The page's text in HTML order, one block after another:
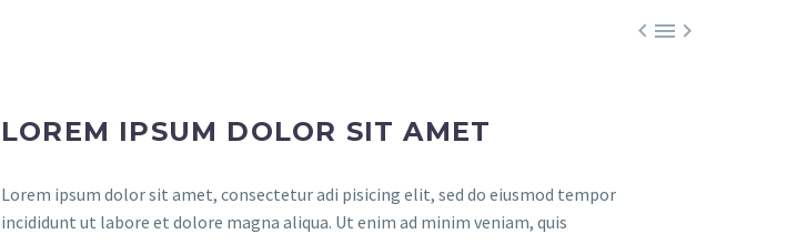

LOREM IPSUM DOLOR SIT AMET
Lorem ipsum dolor sit amet, consectetur adi pisicing elit, sed do eiusmod tempor
incididunt ut labore et dolore magna aliqua. Ut enim ad minim veniam, quis